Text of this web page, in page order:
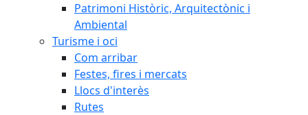
Patrimoni Històric, Arquitectònic i
Ambiental
Turisme i oci
Com arribar
Festes, fires i mercats
Llocs d'interès
Rutes